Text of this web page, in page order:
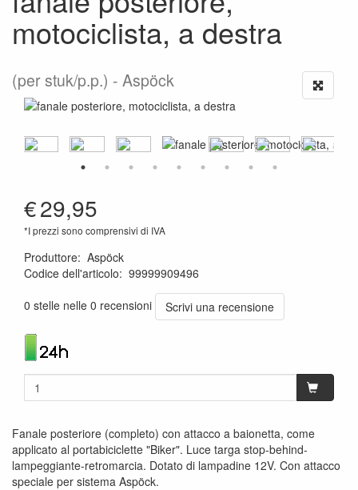
motociclista, a destra
(per stuk/p.p.) Aspöck
€29,95
*I prezzi sono comprensivi di IVA
Produttore: Aspöck
Codice dell'articolo: 99999909496
0 stelle nelle 0 recensioni
Scrivi una recensione
Fanale posteriore (completo) con attacco a baionetta, come
applicato al portabiciclette "Biker". Luce targa stop-behind-
lampeggiante-retromarcia. Dotato di lampadine 12V. Con attacco
speciale per sistema Aspöck.